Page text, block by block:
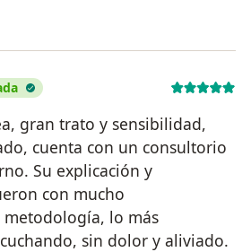
gran trato y sensibilidad,
cuenta con un consultorio
Su explicación y
con mucho
lo más
sin dolor y aliviado.